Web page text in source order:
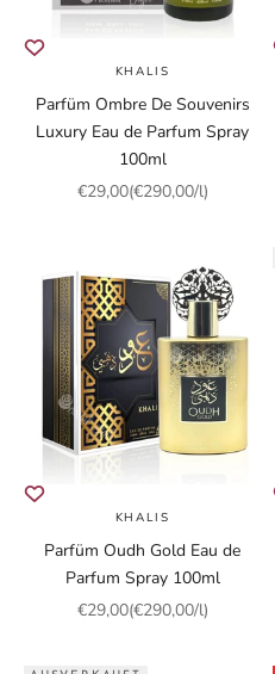
KHALIS
Parfüm Ombre De Souvenirs
Luxury Eau de Parfum Spray
100ml
Angebot
€29,00(€290,00/l)
KHALIS
Parfüm Oudh Gold Eau de
Parfum Spray 100ml
Angebot
€29,00(€290,00/l)